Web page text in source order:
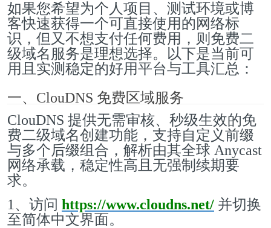
如果您希望为个人项目、测试环境或博
客快速获得一个可直接使用的网络标
识，但又不想支付任何费用，则免费二
级域名服务是理想选择。以下是当前可
用且实测稳定的好用平台与工具汇总：
一、ClouDNS 免费区域服务
ClouDNS 提供无需审核、秒级生效的免
费二级域名创建功能，支持自定义前缀
与多个后缀组合，解析由其全球 Anycast
网络承载，稳定性高且无强制续期要
求。
1、访问 https://www.cloudns.net/ 并切换
至简体中文界面。